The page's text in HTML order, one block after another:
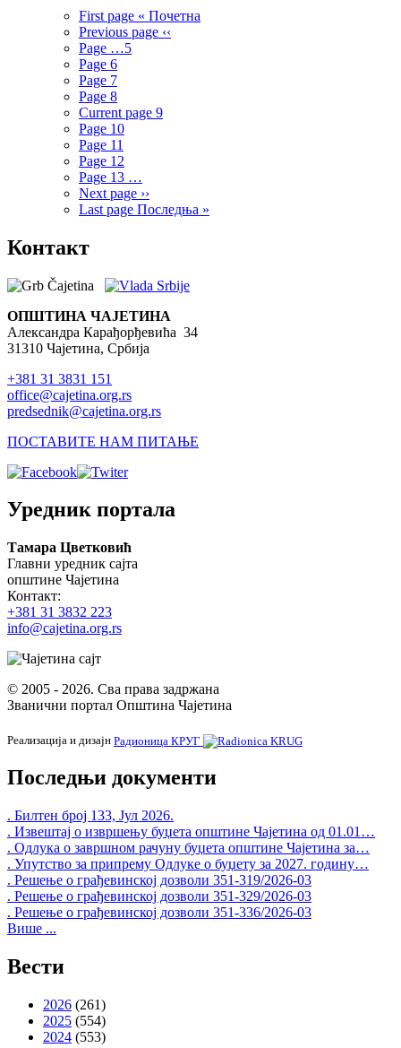
First page « Почетна
Previous page ‹‹
Page …5
Page 6
Page 7
Page 8
Current page 9
Page 10
Page 11
Page 12
Page 13 …
Next page ››
Last page Последња »
Контакт
ОПШТИНА ЧАЈЕТИНА
Александра Карађорђевића 34
31310 Чајетина, Србија
+381 31 3831 151
office@cajetina.org.rs
predsednik@cajetina.org.rs
ПОСТАВИТЕ НАМ ПИТАЊЕ
Уредник портала
Тамара Цветковић
Главни уредник сајта
општине Чајетина
Контакт:
+381 31 3832 223
info@cajetina.org.rs
© 2005 - 2026. Сва права задржана
Званични портал Општина Чајетина
Реализација и дизајн Радионица КРУГ
Последњи документи
. Билтен број 133, Јул 2026.
. Извештај о извршењу буџета општине Чајетина од 01.01…
. Одлука о завршном рачуну буџета општине Чајетина за…
. Упутство за припрему Одлуке о буџету за 2027. годину…
. Решење о грађевинској дозволи 351-319/2026-03
. Решење о грађевинској дозволи 351-329/2026-03
. Решење о грађевинској дозволи 351-336/2026-03
Више ...
Вести
2026 (261)
2025 (554)
2024 (553)